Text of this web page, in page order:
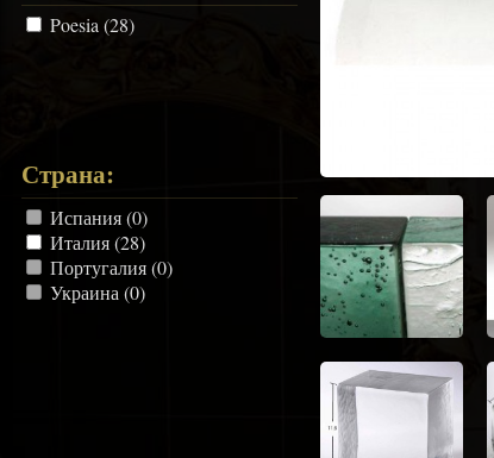
Poesia (28)
Страна:
Испания (0)
Италия (28)
Португалия (0)
Украина (0)